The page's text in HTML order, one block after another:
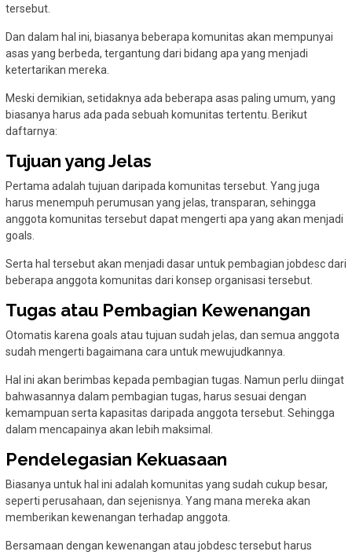
tersebut.
Dan dalam hal ini, biasanya beberapa komunitas akan mempunyai
asas yang berbeda, tergantung dari bidang apa yang menjadi
ketertarikan mereka.
Meski demikian, setidaknya ada beberapa asas paling umum, yang
biasanya harus ada pada sebuah komunitas tertentu. Berikut
daftarnya:
Tujuan yang Jelas
Pertama adalah tujuan daripada komunitas tersebut. Yang juga
harus menempuh perumusan yang jelas, transparan, sehingga
anggota komunitas tersebut dapat mengerti apa yang akan menjadi
goals.
Serta hal tersebut akan menjadi dasar untuk pembagian jobdesc dari
beberapa anggota komunitas dari konsep organisasi tersebut.
Tugas atau Pembagian Kewenangan
Otomatis karena goals atau tujuan sudah jelas, dan semua anggota
sudah mengerti bagaimana cara untuk mewujudkannya.
Hal ini akan berimbas kepada pembagian tugas. Namun perlu diingat
bahwasannya dalam pembagian tugas, harus sesuai dengan
kemampuan serta kapasitas daripada anggota tersebut. Sehingga
dalam mencapainya akan lebih maksimal.
Pendelegasian Kekuasaan
Biasanya untuk hal ini adalah komunitas yang sudah cukup besar,
seperti perusahaan, dan sejenisnya. Yang mana mereka akan
memberikan kewenangan terhadap anggota.
Bersamaan dengan kewenangan atau jobdesc tersebut harus